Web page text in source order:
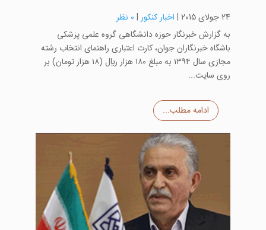
24 جولای 2015 | اخبار کنکور | 0 نظر
​به گزارش خبرنگار حوزه دانشگاهی گروه علمی پزشکی
باشگاه خبرنگاران جوان، کارت اعتباری راهنمای انتخاب رشته
مجازی سال ۱۳۹۴ به مبلغ ۱۸۰ هزار ريال (۱۸ هزار تومان) بر
روی سایت...
ادامه مطلب...